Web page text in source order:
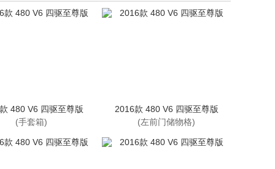
480 V6 四驱至尊版
(手套箱)
2016款 480 V6 四驱至尊版
(左前门储物格)